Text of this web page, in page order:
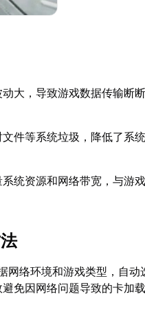
大，导致游戏数据传输断
件等系统垃圾，降低了系
统资源和网络带宽，与游
网络环境和游戏类型，自动
免因网络问题导致的卡加